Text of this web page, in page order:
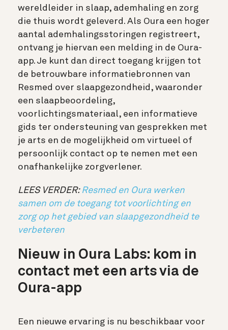
wereldleider in slaap, ademhaling en zorg
die thuis wordt geleverd. Als Oura een hoger
aantal ademhalingsstoringen registreert,
ontvang je hiervan een melding in de Oura-
app. Je kunt dan direct toegang krijgen tot
de betrouwbare informatiebronnen van
Resmed over slaapgezondheid, waaronder
een slaapbeoordeling,
voorlichtingsmateriaal, een informatieve
gids ter ondersteuning van gesprekken met
je arts en de mogelijkheid om virtueel of
persoonlijk contact op te nemen met een
onafhankelijke zorgverlener.
LEES VERDER: Resmed en Oura werken
samen om de toegang tot voorlichting en
zorg op het gebied van slaapgezondheid te
verbeteren
Nieuw in Oura Labs: kom in
contact met een arts via de
Oura-app
Een nieuwe ervaring is nu beschikbaar voor